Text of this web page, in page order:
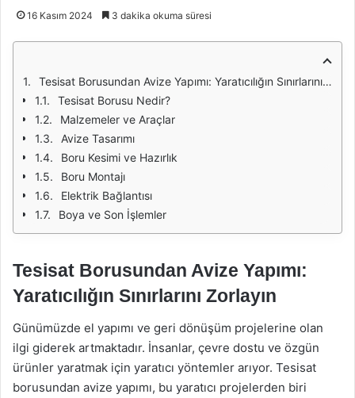
16 Kasım 2024 3 dakika okuma süresi
Tesisat Borusundan Avize Yapımı: Yaratıcılığın Sınırlarını Zorlayın
Tesisat Borusu Nedir?
Malzemeler ve Araçlar
Avize Tasarımı
Boru Kesimi ve Hazırlık
Boru Montajı
Elektrik Bağlantısı
Boya ve Son İşlemler
Tesisat Borusundan Avize Yapımı:
Yaratıcılığın Sınırlarını Zorlayın
Günümüzde el yapımı ve geri dönüşüm projelerine olan
ilgi giderek artmaktadır. İnsanlar, çevre dostu ve özgün
ürünler yaratmak için yaratıcı yöntemler arıyor. Tesisat
borusundan avize yapımı, bu yaratıcı projelerden biri